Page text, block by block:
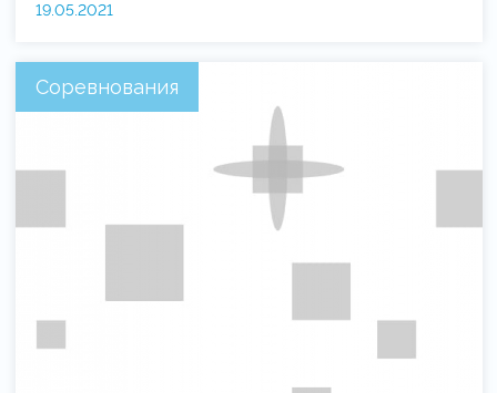
19.05.2021
Соревнования